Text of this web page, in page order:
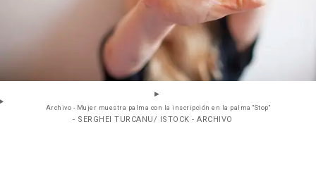
Archivo - Mujer muestra palma con la inscripción en la palma "Stop"
- SERGHEI TURCANU/ ISTOCK - ARCHIVO